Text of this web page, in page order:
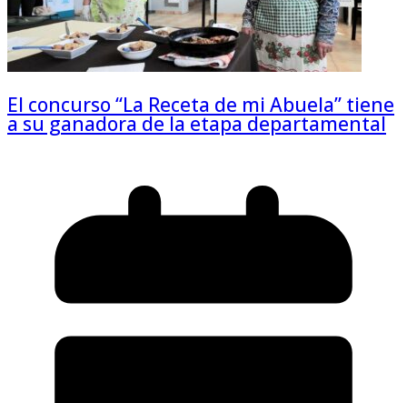
El concurso “La Receta de mi Abuela” tiene
a su ganadora de la etapa departamental